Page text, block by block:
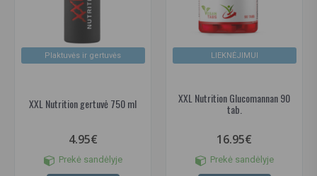
Plaktuvės ir gertuvės
XXL Nutrition gertuvė 750 ml
4.95€
Prekė sandėlyje
LIEKNĖJIMUI
XXL Nutrition Glucomannan 90
tab.
16.95€
Prekė sandėlyje